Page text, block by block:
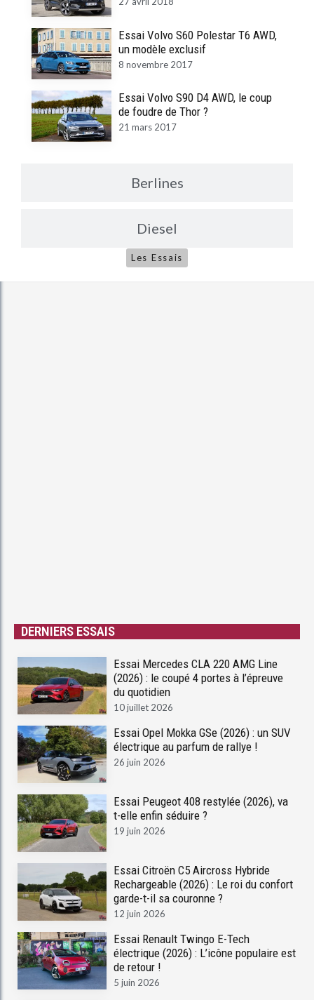
Berlines
Diesel
Essai Volvo S60 Polestar T6 AWD,
un modèle exclusif
8 novembre 2017
Essai Volvo S90 D4 AWD, le coup
de foudre de Thor ?
21 mars 2017
Les Essais
DERNIERS ESSAIS
Essai Mercedes CLA 220 AMG Line
(2026) : le coupé 4 portes à l’épreuve
du quotidien
10 juillet 2026
Essai Opel Mokka GSe (2026) : un SUV
électrique au parfum de rallye !
26 juin 2026
Essai Peugeot 408 restylée (2026), va
t-elle enfin séduire ?
19 juin 2026
Essai Citroën C5 Aircross Hybride
Rechargeable (2026) : Le roi du confort
garde-t-il sa couronne ?
12 juin 2026
Essai Renault Twingo E-Tech
électrique (2026) : L’icône populaire est
de retour !
5 juin 2026